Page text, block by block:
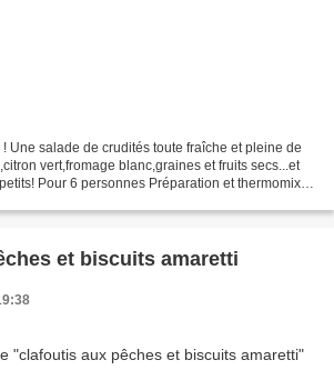
Une salade de crudités toute fraîche et pleine de
vert,fromage blanc,graines et fruits secs...et
Pour 6 personnes Préparation et thermomix:
et biscuits amaretti